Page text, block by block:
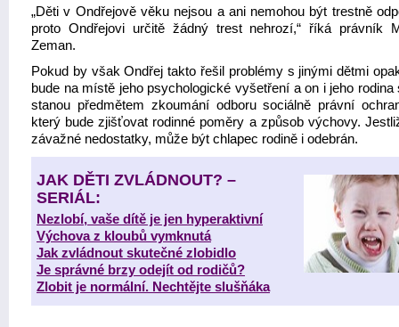
„Děti v Ondřejově věku nejsou a ani nemohou být trestně
proto Ondřejovi určitě žádný trest nehrozí,“ říká právník
Zeman.
Pokud by však Ondřej takto řešil problémy s jinými dětmi
bude na místě jeho psychologické vyšetření a on i jeho rodina
stanou předmětem zkoumání odboru sociálně právní
který bude zjišťovat rodinné poměry a způsob výchovy.
závažné nedostatky, může být chlapec rodině i odebrán.
JAK DĚTI ZVLÁDNOUT? –
SERIÁL:
Nezlobí, vaše dítě je jen hyperaktivní
Výchova z kloubů vymknutá
Jak zvládnout skutečné zlobidlo
Je správné brzy odejít od rodičů?
Zlobit je normální. Nechtějte slušňáka